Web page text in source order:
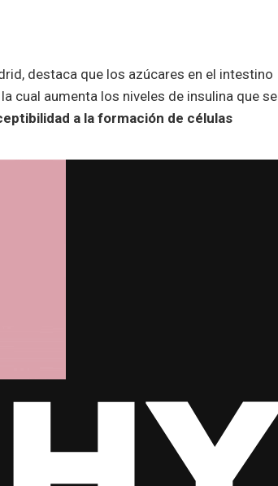
destaca que los azúcares en el intestino
cual aumenta los niveles de insulina que se
a la formación de células